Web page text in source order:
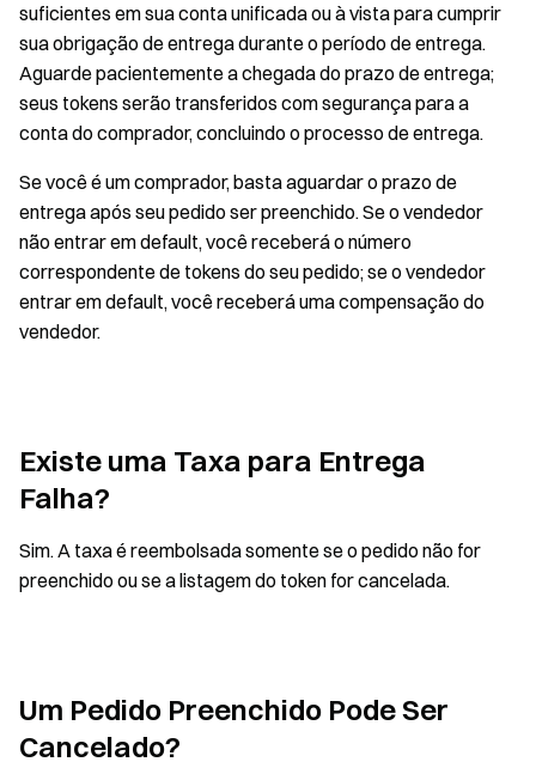
suficientes em sua conta unificada ou à vista para cumprir
sua obrigação de entrega durante o período de entrega.
Aguarde pacientemente a chegada do prazo de entrega;
seus tokens serão transferidos com segurança para a
conta do comprador, concluindo o processo de entrega.
Se você é um comprador, basta aguardar o prazo de
entrega após seu pedido ser preenchido. Se o vendedor
não entrar em default, você receberá o número
correspondente de tokens do seu pedido; se o vendedor
entrar em default, você receberá uma compensação do
vendedor.
Existe uma Taxa para Entrega
Falha?
Sim. A taxa é reembolsada somente se o pedido não for
preenchido ou se a listagem do token for cancelada.
Um Pedido Preenchido Pode Ser
Cancelado?